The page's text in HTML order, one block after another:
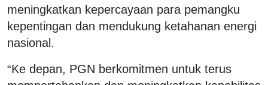
meningkatkan kepercayaan para pemangku
kepentingan dan mendukung ketahanan energi
nasional.
“Ke depan, PGN berkomitmen untuk terus